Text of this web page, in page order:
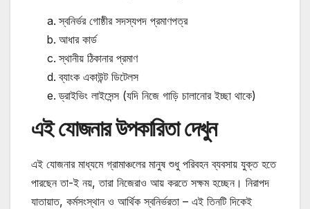
স্বনির্ভর গোষ্ঠীর সদস্যপদ প্রমাণপত্র
আধার কার্ড
স্থানীয় ঠিকানার প্রমাণ
ব্যাংক একাউন্ট ডিটেলস
ড্রাইভিং লাইসেন্স (যদি নিজে গাড়ি চালানোর ইচ্ছা থাকে)
এই যোজনার উপকারিতা দেখুন
এই যোজনার মাধ্যমে গ্রামাঞ্চলের মানুষ শুধু পরিবহন ব্যবসায় যুক্ত হতে
পারছেন তা-ই নয়, তারা নিজেরাও আয় করতে সক্ষম হচ্ছেন। নিরাপদ
যাতায়াত, কর্মসংস্থান ও আর্থিক স্বনির্ভরতা – এই তিনটি দিকেই